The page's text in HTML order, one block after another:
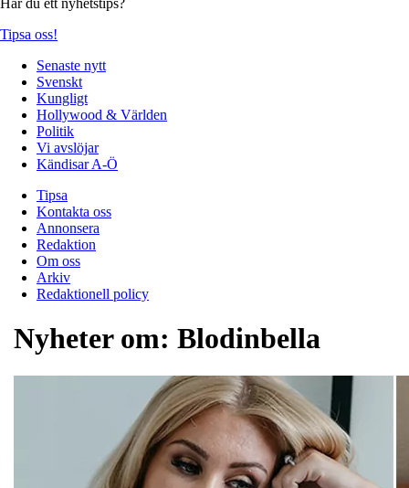
Har du ett nyhetstips?
Tipsa oss!
Senaste nytt
Svenskt
Kungligt
Hollywood & Världen
Politik
Vi avslöjar
Kändisar A-Ö
Tipsa
Kontakta oss
Annonsera
Redaktion
Om oss
Arkiv
Redaktionell policy
Nyheter om: Blodinbella